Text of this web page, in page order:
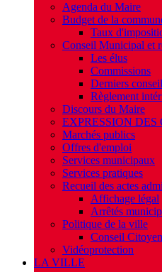
Agenda du Maire
Budget de la
Taux
Conseil Municipal et
Les élus
Commissions
Derniers
Règlement
Discours du Maire
EXPRESSION DES
Marchés publics
Offres d'emploi
Services municipaux
Services pratiques
Recueil des actes
Affichage légal
Arrêtés
Politique de la ville
Conseil Citoyen
Vidéoprotection
LA VILLE